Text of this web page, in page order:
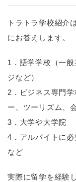
トラトラ学校紹介
にお答えします。
1．語学学校（一
ジなど）
2．ビジネス専門
ー、ツーリズム、
3．大学や大学院
4．アルバイトに必
など
実際に留学を経験